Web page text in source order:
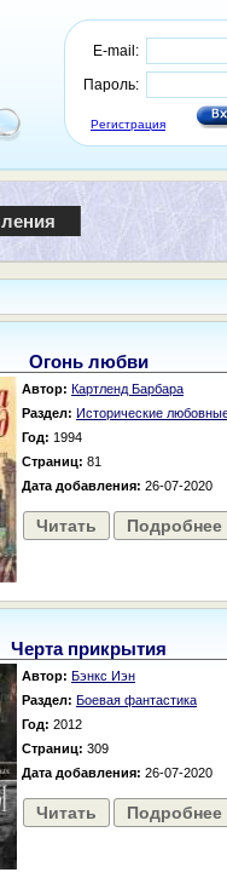
E-mail:
Пароль:
Регистрация
Огонь любви
Автор: Картленд Барбара
Раздел: Исторические
Год: 1994
Страниц: 81
Дата добавления: 26-07-2020
Читать Подробнее
Черта прикрытия
Автор: Бэнкс Иэн
Раздел: Боевая фантастика
Год: 2012
Страниц: 309
Дата добавления: 26-07-2020
Читать Подробнее